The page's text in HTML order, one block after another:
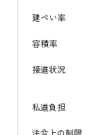
建ぺい率
容積率
接道状況
私道負担
法令上の制限